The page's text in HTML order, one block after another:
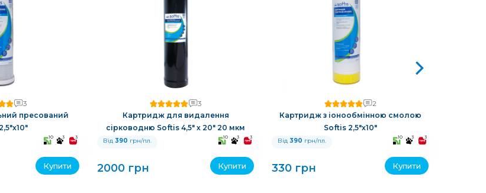
3
пресований
10 3 3
Купити
3
Картридж для видалення
сірководню Softis 4,5" х 20" 20 мкм
Від 390 грн/пл. 10 3 3
2000 грн Купити
2
Картридж з іонообмінною смолою
Softis 2,5"х10"
Від 390 грн/пл. 10 3 3
330 грн Купити